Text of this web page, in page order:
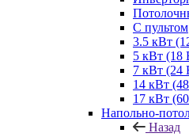
С пультом
3.5 кВт
5 кВт (18
7 кВт (24
14 кВт
17 кВт
Напольно-
Назад